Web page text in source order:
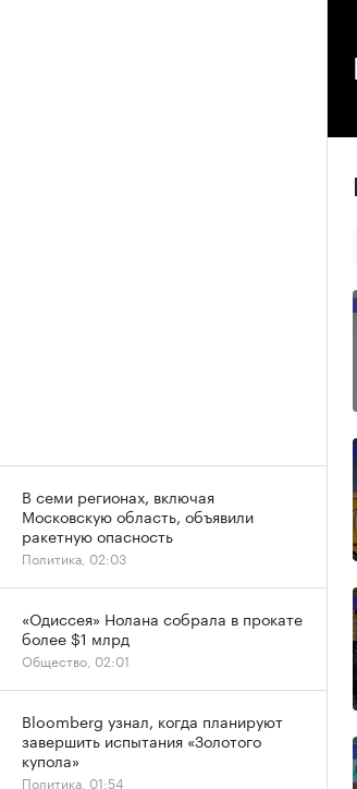
В семи регионах, включая
Московскую область, объявили
ракетную опасность
Политика, 02:03
«Одиссея» Нолана собрала в прокате
более $1 млрд
Общество, 02:01
Bloomberg узнал, когда планируют
завершить испытания «Золотого
купола»
Политика, 01:54